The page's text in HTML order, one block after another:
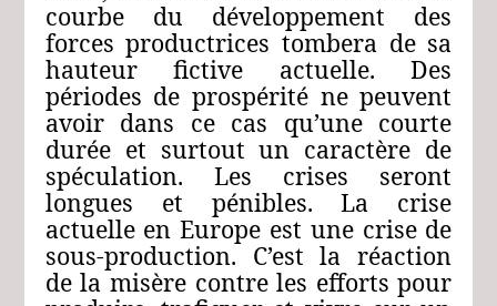
courbe du développement des
forces productrices tombera de sa
hauteur fictive actuelle. Des
périodes de prospérité ne peuvent
avoir dans ce cas qu’une courte
durée et surtout un caractère de
spéculation. Les crises seront
longues et pénibles. La crise
actuelle en Europe est une crise de
sous-production. C’est la réaction
de la misère contre les efforts pour